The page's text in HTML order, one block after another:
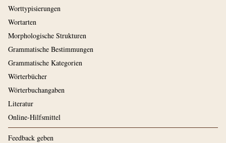
Worttypisierungen
Wortarten
Morphologische Strukturen
Grammatische Bestimmungen
Grammatische Kategorien
Wörterbücher
Wörterbuchangaben
Literatur
Online-Hilfsmittel
Feedback geben